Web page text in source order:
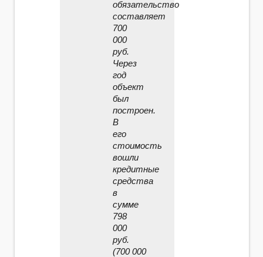
обязательство
составляет
700
000
руб.
Через
год
объект
был
построен.
В
его
стоимость
вошли
кредитные
средства
в
сумме
798
000
руб.
(700 000